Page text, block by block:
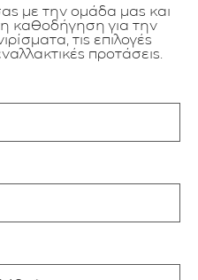
με την ομάδα μας και
καθοδήγηση για την
τις επιλογές
προτάσεις.